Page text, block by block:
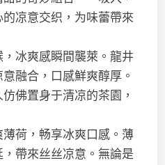
凉意交织，为味蕾帶來
，冰爽感瞬間襲萊。龍井
融合，口感鮮爽醇厚。
佛置身于清凉的茶園，
薄荷，畅享冰爽口感。薄
帶來丝丝凉意。無論是